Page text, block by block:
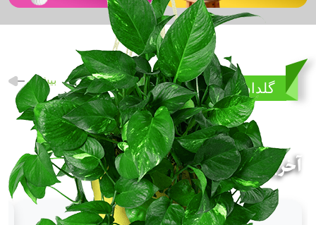
گلدان و استند بیشتر
آخرین مقالات